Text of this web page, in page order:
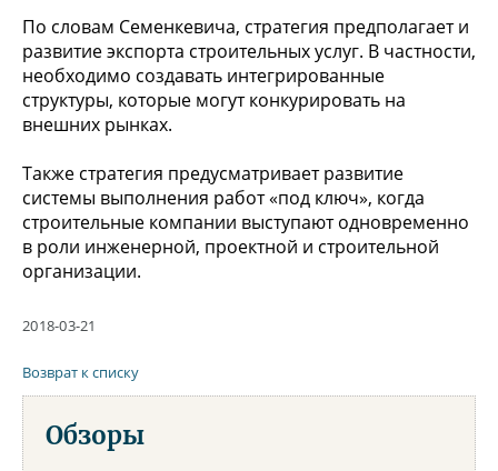
По словам Семенкевича, стратегия предполагает и
развитие экспорта строительных услуг. В частности,
необходимо создавать интегрированные
структуры, которые могут конкурировать на
внешних рынках.
Также стратегия предусматривает развитие
системы выполнения работ «под ключ», когда
строительные компании выступают одновременно
в роли инженерной, проектной и строительной
организации.
2018-03-21
Возврат к списку
Обзоры